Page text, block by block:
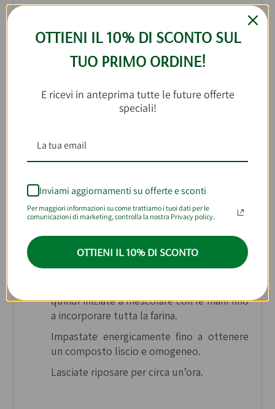
. Cuocetele a
fuoco medio in una padella con mezzo
bicchiere d’acqua per circa 10-15 minuti,
finché l’acqua non sarà evaporata.
Aggiungete mezzo bicchiere di aceto,
alzate la fiamma e fatelo assorbire
Riducete nuovamente il calore, unite il
filo d’olio extravergine per 5-6 minuti. .
spianatoia, creando un incavo al
centro. Sciogliete il lievito in una tazzina
di acqua tiepida e versatelo nell’incavo.
quindi iniziate a mescolare con le mani fino
a incorporare tutta la farina.
Impastate energicamente fino a ottenere
un composto liscio e omogeneo.
Lasciate riposare per circa un’ora.
OTTIENI IL 10% DI SCONTO SUL
TUO PRIMO ORDINE!
E ricevi in anteprima tutte le future offerte
speciali!
Inviami aggiornamenti su offerte e sconti
Per maggiori informazioni su come trattiamo i tuoi dati per le
comunicazioni di marketing, controlla la nostra Privacy policy.
OTTIENI IL 10% DI SCONTO